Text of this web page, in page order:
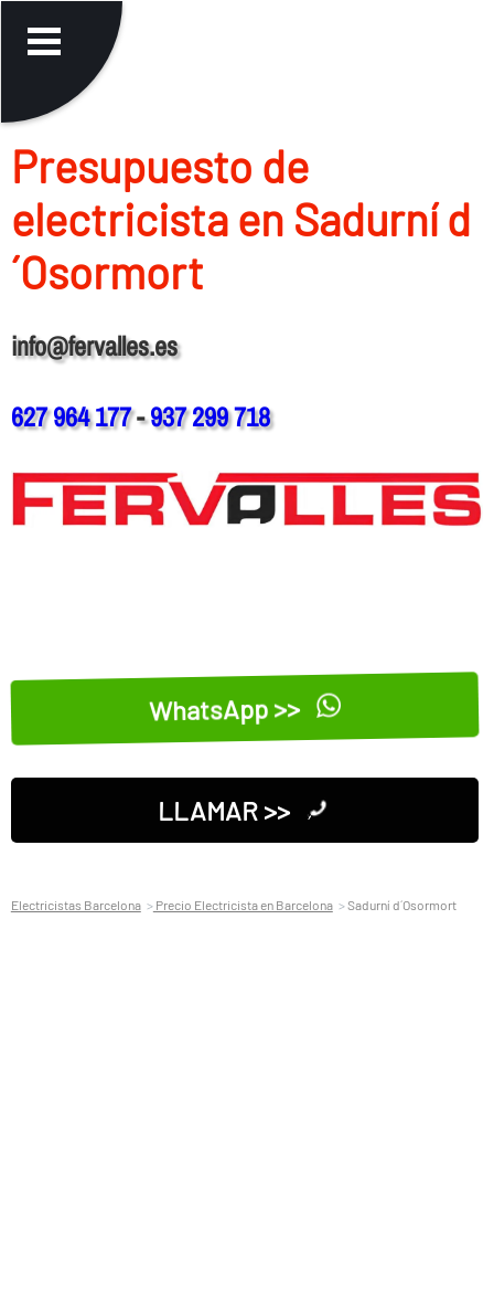
Presupuesto de
electricista en Sadurní d
´Osormort
info@fervalles.es
627 964 177-937 299 718
WhatsApp >>
LLAMAR >>
Electricistas Barcelona Precio Electricista en Barcelona Sadurní d´Osormort